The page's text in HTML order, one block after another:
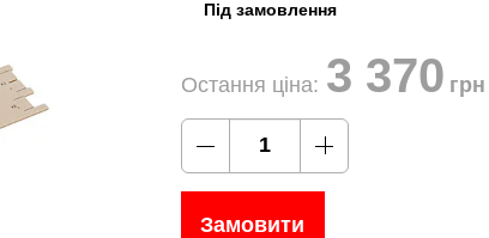
Під замовлення
Остання ціна: 3 370 грн
Замовити